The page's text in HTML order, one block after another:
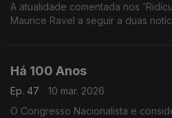
A atualidade comentada nos
Maurice Ravel a seguir a duas
Há 100 Anos
Ep. 47
10 mar. 2026
O Congresso Nacionalista e